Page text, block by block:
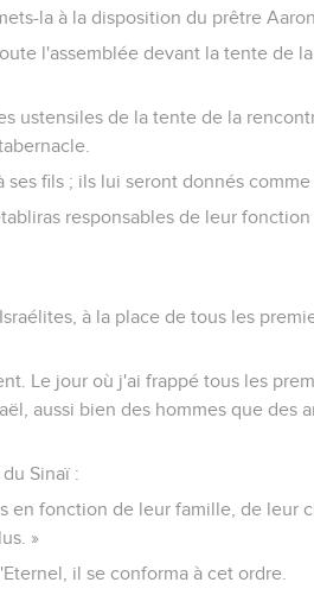
la à la disposition du prêtre
l'assemblée devant la tente de
ustensiles de la tente de la
fils ; ils lui seront donnés
responsables de leur
à la place de tous les
Le jour où j'ai frappé tous les
aussi bien des hommes que des
Sinaï :
en fonction de leur famille, de leur
»
il se conforma à cet ordre.